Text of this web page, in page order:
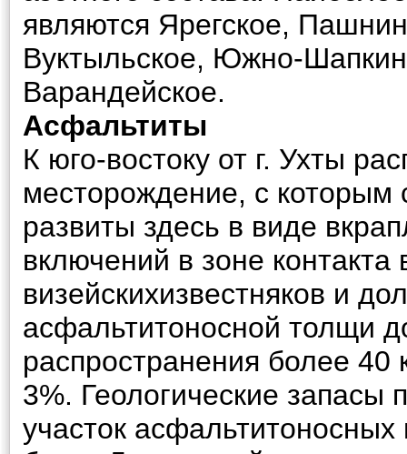
являются Ярегское,
Вуктыльское, Южно-
Варандейское.
Асфальтиты
К юго-востоку от г. Ухты
месторождение, с
развиты здесь в виде
включений в зоне контакта
визейскихизвестняков и
асфальтитоносной толщи
распространения более
3%. Геологические
участок